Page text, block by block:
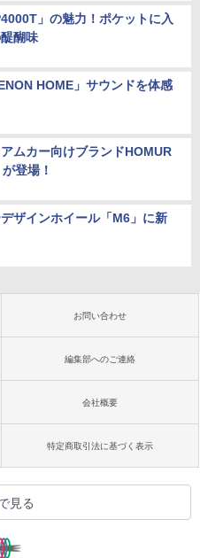
」の魅力！ポケットに入
醐味
HOME」サウンドを体感
ムカー向けブランドHOMUR
登場！
ザインホイール「M6」に新
お問い合わせ
編集部へのご連絡
会社概要
特定商取引法に基づく表示
見る